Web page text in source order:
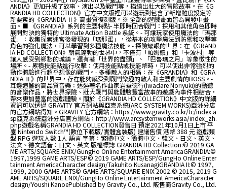
ANDIA》更加升級了故事、演出以及戰鬥等，描繪出壯大的冒險故事。在《G
RANDIA HD COLLECTION》官方中文版裡可以遊玩到包含了新增難度設定等
新要素的《GRANDIA Ⅱ》高畫質復刻版。※ 全部的遊戲畫面皆為開發中畫
面。■ 《GRANDIA》系列的主要特點- 半即時回合戰鬥：採用和其他角色即時
展開對決的獨特的 Ultimate Action Battle 系統。- 可讓玩家使用魔法的「瑪那
蛋」：收集探索迷宮後發現的「瑪那蛋」，從基本的攻擊魔法到防禦和攻擊等
角色的強化魔法，可以學習到多種魔法技能。- 探險耀眼的世界：在《GRAND
IA HD COLLECTION》朝氣蓬勃的世界中，不僅有「帕姆鎮」和「卡波村」等
讓人感受到鄉愁的城鎮，還有著「世界的盡頭」、「巴魯瑪之月」等象徵性的
場所。- 累積技能點進行攻擊：使用技能點或技能幣時，可以使出非常強烈的
動作體驗進行超乎想像的戰鬥。- 多種敵人的相遇：在《GRANDIA》和《GRA
NDIA Ⅱ》的世界中，存在能夠感受到戰鬥樂趣的敵人和主要劇情的BOSS。-
耳邊迴響的高品質音樂：透過著名作曲家岩垂德行(Iwadare Noriyuki)的動聽
的音樂作品，將世界探險、壯大戰鬥與能體驗豐富故事的遊戲內事件相結合，
帶來更加豐富的遊戲體驗。關於《GRANDIA HD COLLECTION》中文版的詳細
資訊可以透過 GRAVITY 官方網站與亞克系統(ARC SYSTEM WORKS)亞洲分店
的官方網站得知。GRAVITY 官方網站：https://www.gravity.co.kr/tc/index.a
sp亞克系統亞洲分店官方網站：http://www.arcsystemworks.asia/index_zh.
php ​遊戲名稱 ​GRANDIA HD COLLECTION​ 發售日 預定2021年10月1日上市 平
臺 Nintendo Switch™(數位下載版/實體盒裝版) 建議售價 港幣 388 元 遊戲類
型 RPG 遊玩人數 1人 語言 字幕：繁體中文、簡體中文、韓文、日文、英文、
法文、德文語音：日文、英文 版權標誌 GRANDIA HD Collection:© 2019 GA
ME ARTS/SQUARE ENIX/GungHo Online Entertainment AmericaGRANDIA:©
1997,1999 GAME ARTS/ESP© 2019 GAME ARTS/ESP/GungHo Online Enter
tainment AmericaCharacter design/Takuhito KusanagiGRANDIA II:© 1997,
1999, 2000 GAME ARTS© GAME ARTS/SQUARE ENIX 2002.© 2015, 2019 G
AME ARTS/SQUARE ENIX/GungHo Online Entertainment AmericaCharacter
design/Youshi KanoePublished by Gravity Co., Ltd. 販售商Gravity Co., Ltd.